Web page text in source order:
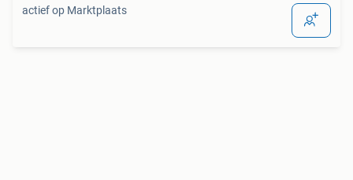
actief op Marktplaats